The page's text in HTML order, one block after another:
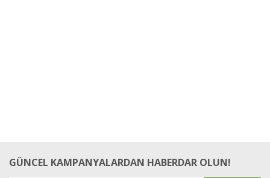
GÜNCEL KAMPANYALARDAN HABERDAR OLUN!